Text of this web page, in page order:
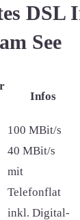
DSL
See
Infos
100 MBit/s
40 MBit/s
mit
Telefonflat
inkl. Digital-